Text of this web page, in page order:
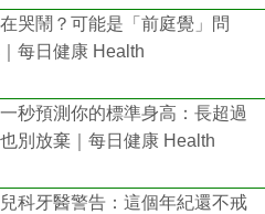
哭鬧？可能是「前庭覺」問
每日健康 Health
秒預測你的標準身高：長超過
別放棄｜每日健康 Health
科牙醫警告：這個年紀還不戒